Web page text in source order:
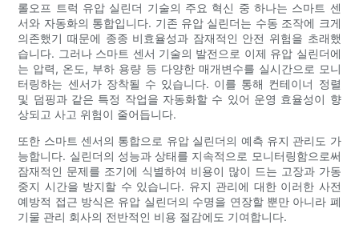
롤오프 트럭 유압 실린더 기술의 주요 혁신 중 하나는 스마트 센
서와 자동화의 통합입니다. 기존 유압 실린더는 수동 조작에 크게
의존했기 때문에 종종 비효율성과 잠재적인 안전 위험을 초래했
습니다. 그러나 스마트 센서 기술의 발전으로 이제 유압 실린더에
는 압력, 온도, 부하 용량 등 다양한 매개변수를 실시간으로 모니
터링하는 센서가 장착될 수 있습니다. 이를 통해 컨테이너 정렬
및 덤핑과 같은 특정 작업을 자동화할 수 있어 운영 효율성이 향
상되고 사고 위험이 줄어듭니다.
또한 스마트 센서의 통합으로 유압 실린더의 예측 유지 관리도 가
능합니다. 실린더의 성능과 상태를 지속적으로 모니터링함으로써
잠재적인 문제를 조기에 식별하여 비용이 많이 드는 고장과 가동
중지 시간을 방지할 수 있습니다. 유지 관리에 대한 이러한 사전
예방적 접근 방식은 유압 실린더의 수명을 연장할 뿐만 아니라 폐
기물 관리 회사의 전반적인 비용 절감에도 기여합니다.